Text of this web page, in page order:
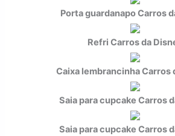
Porta guardanapo Carros
Refri Carros da
Caixa lembrancinha Carros
Saia para cupcake Carros
Saia para cupcake Carros